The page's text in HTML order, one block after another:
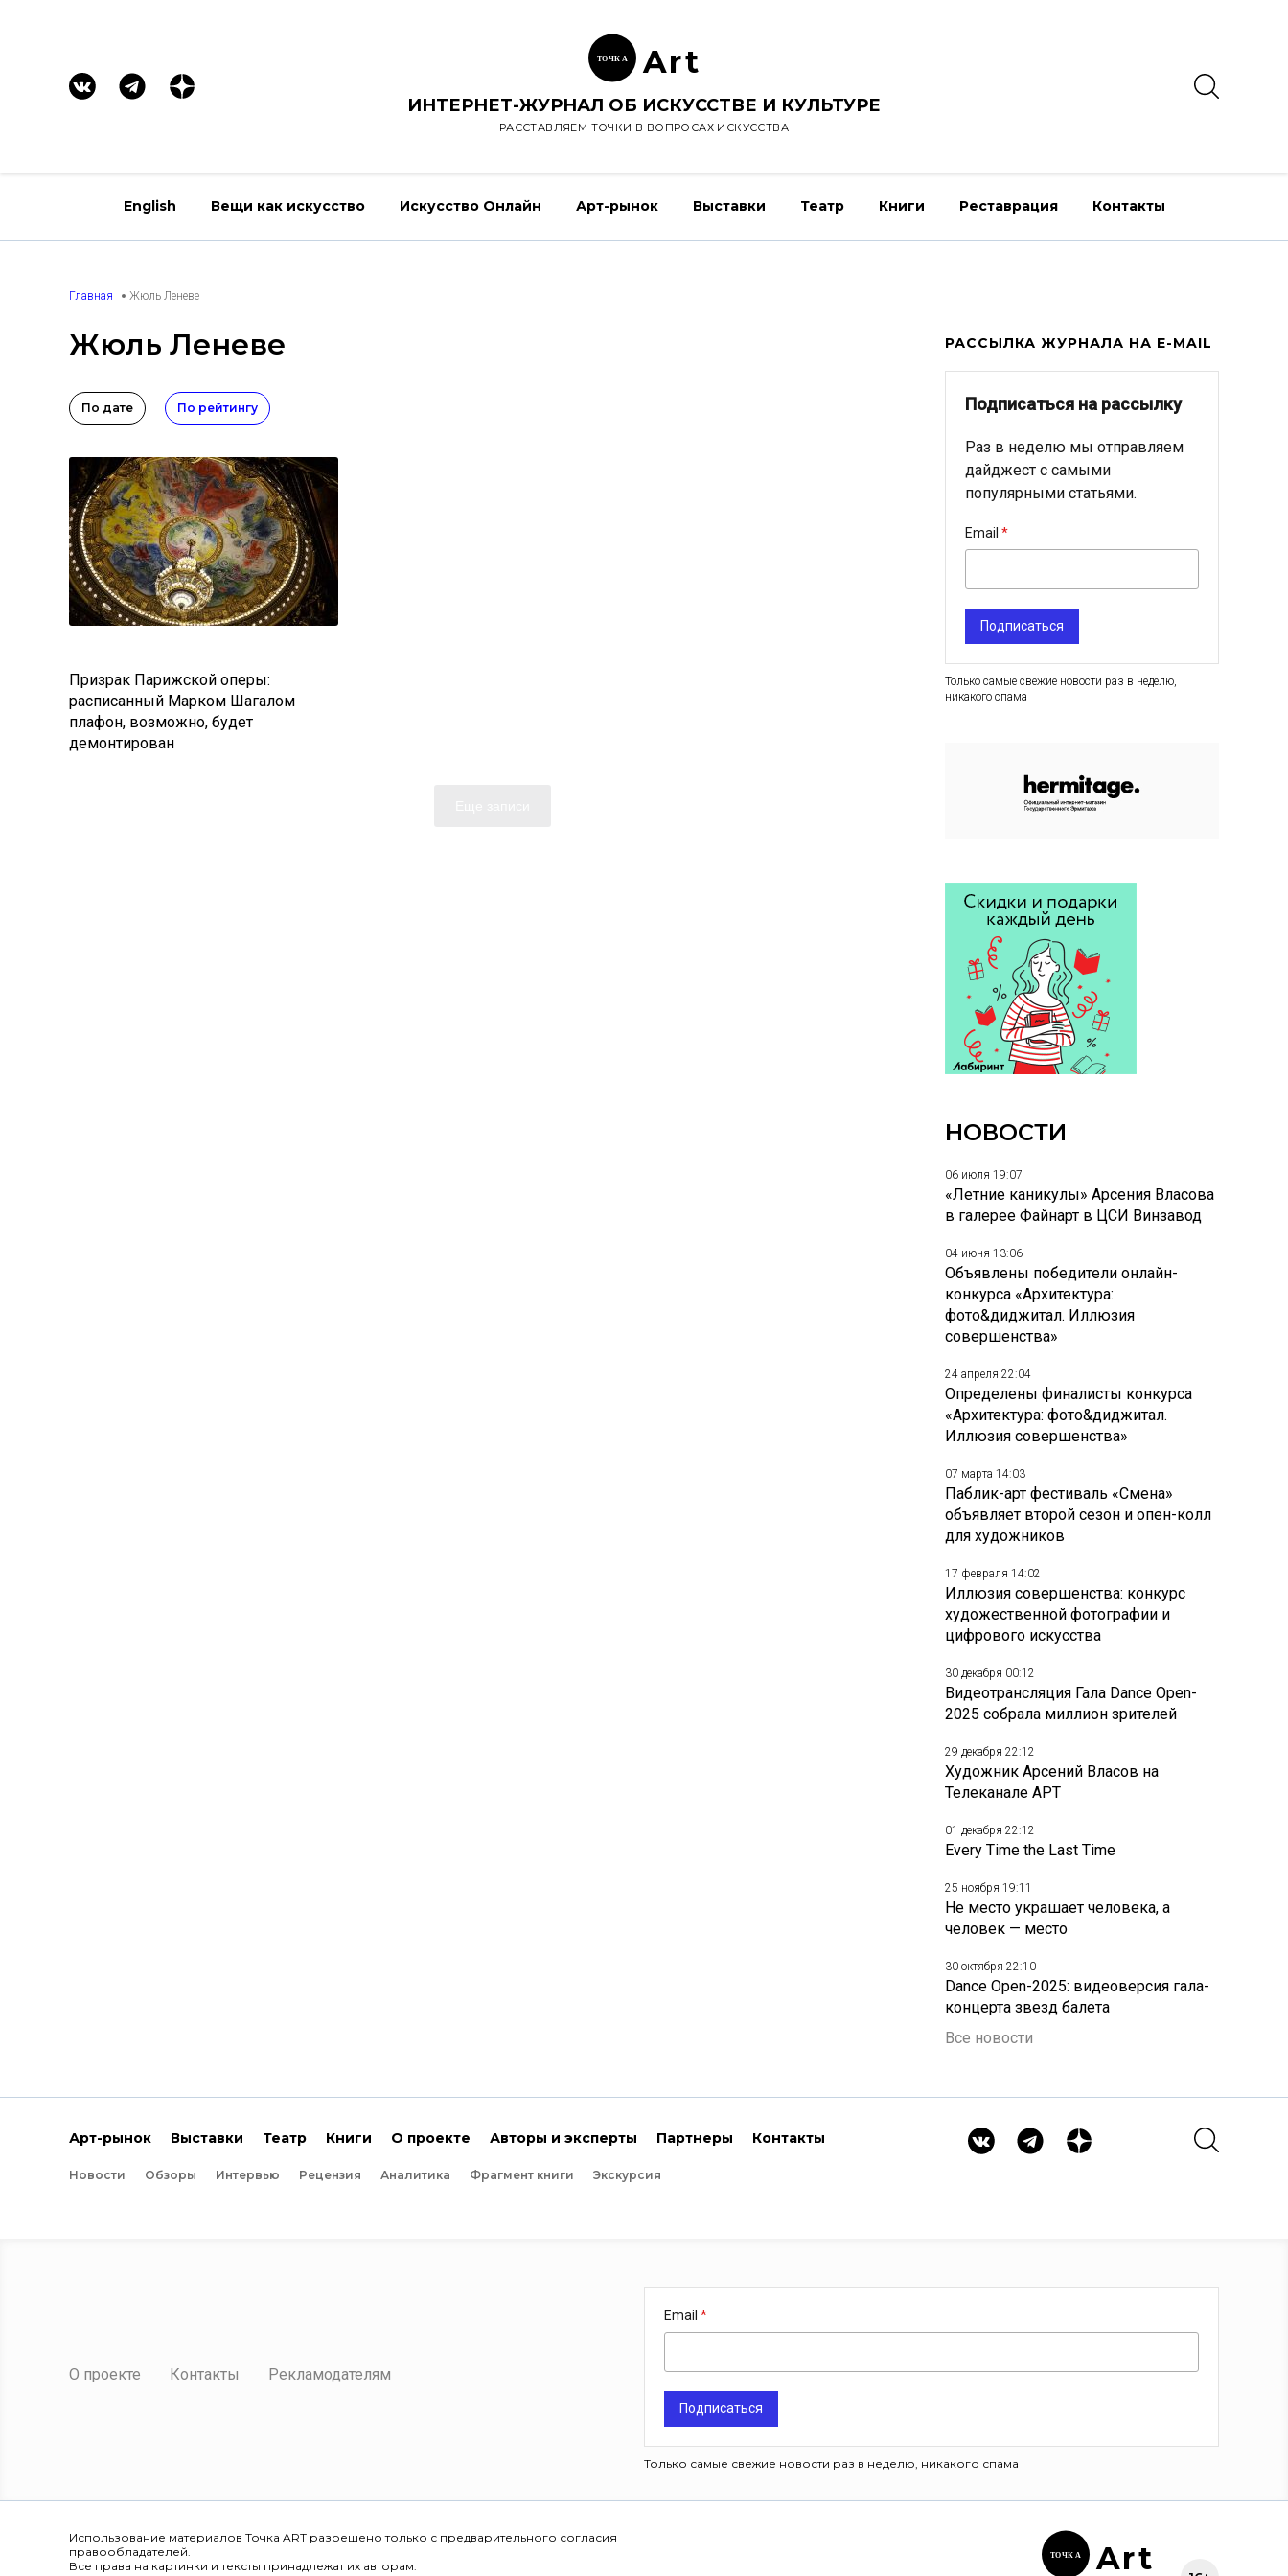
ТОЧК А Art
ИНТЕРНЕТ-ЖУРНАЛ ОБ ИСКУССТВЕ И КУЛЬТУРЕ
РАССТАВЛЯЕМ ТОЧКИ В ВОПРОСАХ ИСКУССТВА
English Вещи как искусство Искусство Онлайн Арт-рынок Выставки Театр Книги Реставрация Контакты
Главная Жюль Леневе
Жюль Леневе
По дате По рейтингу
Призрак Парижской оперы:
расписанный Марком Шагалом
плафон, возможно, будет
демонтирован
РАССЫЛКА ЖУРНАЛА НА E-MAIL
Подписаться на рассылку
Раз в неделю мы отправляем
дайджест с самыми
популярными статьями.
Email
Подписаться
Только самые свежие новости раз в неделю,
никакого спама
НОВОСТИ
06 июля 19:07
«Летние каникулы» Арсения Власова
в галерее Файнарт в ЦСИ Винзавод
04 июня 13:06
Объявлены победители онлайн-
конкурса «Архитектура:
фото&диджитал. Иллюзия
совершенства»
24 апреля 22:04
Определены финалисты конкурса
«Архитектура: фото&диджитал.
Иллюзия совершенства»
07 марта 14:03
Паблик-арт фестиваль «Смена»
объявляет второй сезон и опен-колл
для художников
17 февраля 14:02
Иллюзия совершенства: конкурс
художественной фотографии и
цифрового искусства
30 декабря 00:12
Видеотрансляция Гала Dance Open-
2025 собрала миллион зрителей
29 декабря 22:12
Художник Арсений Власов на
Телеканале АРТ
01 декабря 22:12
Every Time the Last Time
25 ноября 19:11
Не место украшает человека, а
человек — место
30 октября 22:10
Dance Open-2025: видеоверсия гала-
концерта звезд балета
Все новости
Арт-рынок Выставки Театр Книги О проекте Авторы и эксперты Партнеры Контакты
Новости Обзоры Интервью Рецензия Аналитика Фрагмент книги Экскурсия
О проекте Контакты Рекламодателям
Email
Подписаться
Только самые свежие новости раз в неделю, никакого спама
Использование материалов Точка ART разрешено только с предварительного согласия
правообладателей.
Все права на картинки и тексты принадлежат их авторам.
ТОЧК А Art